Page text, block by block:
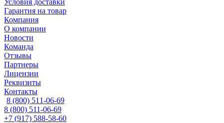
Условия доставки
Гарантия на товар
Компания
О компании
Новости
Команда
Отзывы
Партнеры
Лицензии
Реквизиты
Контакты
8 (800) 511-06-69
8 (800) 511-06-69
+7 (917) 588-58-60